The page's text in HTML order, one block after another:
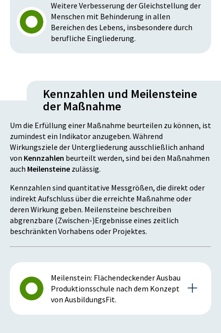
Weitere Verbesserung der Gleichstellung der
Menschen mit Behinderung in allen
Bereichen des Lebens, insbesondere durch
berufliche Eingliederung.
Kennzahlen und Meilensteine
der Maßnahme
Um die Erfüllung einer Maßnahme beurteilen zu können, ist
zumindest ein Indikator anzugeben. Während
Wirkungsziele der Untergliederung ausschließlich anhand
von Kennzahlen beurteilt werden, sind bei den Maßnahmen
auch Meilensteine zulässig.
Kennzahlen sind quantitative Messgrößen, die direkt oder
indirekt Aufschluss über die erreichte Maßnahme oder
deren Wirkung geben. Meilensteine beschreiben
abgrenzbare (Zwischen-)Ergebnisse eines zeitlich
beschränkten Vorhabens oder Projektes.
Meilenstein: Flächendeckender Ausbau
Produktionsschule nach dem Konzept
von AusbildungsFit.